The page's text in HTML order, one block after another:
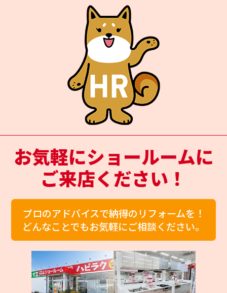
お気軽にショールームに
ご来店ください！
プロのアドバイスで納得のリフォームを！
どんなことでもお気軽にご相談ください。